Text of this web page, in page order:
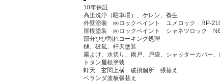
10年保証
高圧洗浄（駐車場）、ケレン、養生
外壁塗装 ㈱ロックペイント ユメロック RP-
屋根塗装 ㈱ロックペイント シャネツロック
部分ひび割れコーキング処理
樋、破風、軒天塗装
霧よけ、水切り、雨戸、戸袋、シャッターカバー
トタン屋根塗装
軒天 玄関上横 破損個所 張替え
ベランダ波板張替え